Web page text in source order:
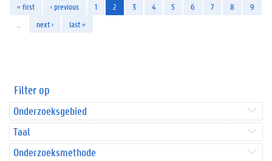
« first ‹ previous 1 2 3 4 5 6 7 8
9
next › last »
Filter op
Onderzoeksgebied
Taal
Onderzoeksmethode